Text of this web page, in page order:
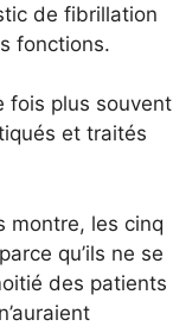
de fibrillation
fonctions.
fois plus souvent
et traités
montre, les cinq
qu’ils ne se
des patients